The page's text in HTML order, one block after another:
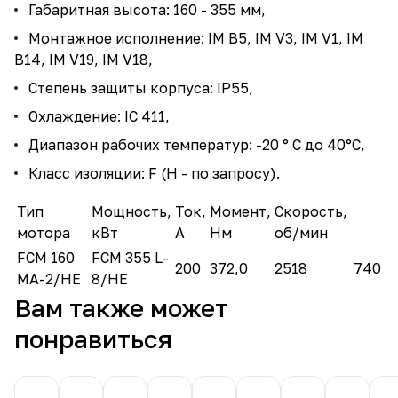
Габаритная высота: 160 - 355 мм,
Монтажное исполнение: IM B5, IM V3, IM V1, IM
B14, IM V19, IM V18,
Степень защиты корпуса: IP55,
Охлаждение: IC 411,
Диапазон рабочих температур: -20 ° C до 40°C,
Класс изоляции: F (H - по запросу).
Тип
мотора
Мощность,
кВт
Ток,
А
Момент,
Нм
Скорость,
об/мин
FCM 160
MA-2/HE
FCM 355 L-
8/HE
200 372,0 2518 740
Вам также может
понравиться